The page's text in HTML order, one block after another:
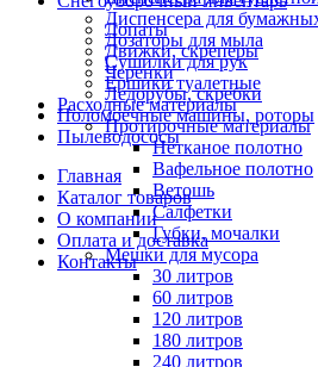
Лопаты
Движки, скреперы
Черенки
Ледорубы, скребки
Поломоечные машины, роторы
Пылеводососы
Главная
Каталог товаров
О компании
Оплата и доставка
Контакты
Диспенсера для
Дозаторы для мыла
Сушилки для рук
Ершики туалетные
Расходные материалы
Протирочные материалы
Нетканое полотно
Вафельное полотно
Ветошь
Салфетки
Губки, мочалки
Мешки для мусора
30 литров
60 литров
120 литров
180 литров
240 литров